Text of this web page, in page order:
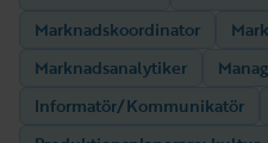
Marknadskoordinator
Marknadsanalytiker
Informatör/Kommunikatör